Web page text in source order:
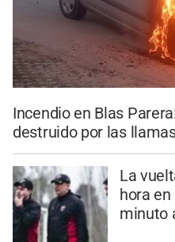
Incendio en Blas
destruido por las
La
hora
minuto